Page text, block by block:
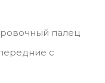
палец
с